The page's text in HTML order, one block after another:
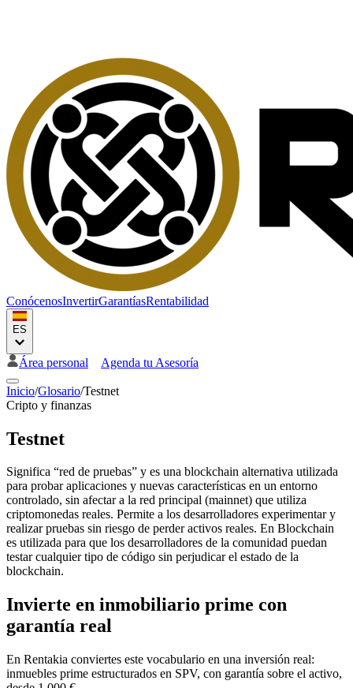
ConócenosInvertirGarantíasRentabilidad
ES
Área personal Agenda tu Asesoría
Inicio/Glosario/Testnet
Cripto y finanzas
Testnet
Significa “red de pruebas” y es una blockchain alternativa utilizada
para probar aplicaciones y nuevas características en un entorno
controlado, sin afectar a la red principal (mainnet) que utiliza
criptomonedas reales. Permite a los desarrolladores experimentar y
realizar pruebas sin riesgo de perder activos reales. En Blockchain
es utilizada para que los desarrolladores de la comunidad puedan
testar cualquier tipo de código sin perjudicar el estado de la
blockchain.
Invierte en inmobiliario prime con
garantía real
En Rentakia conviertes este vocabulario en una inversión real:
inmuebles prime estructurados en SPV, con garantía sobre el activo,